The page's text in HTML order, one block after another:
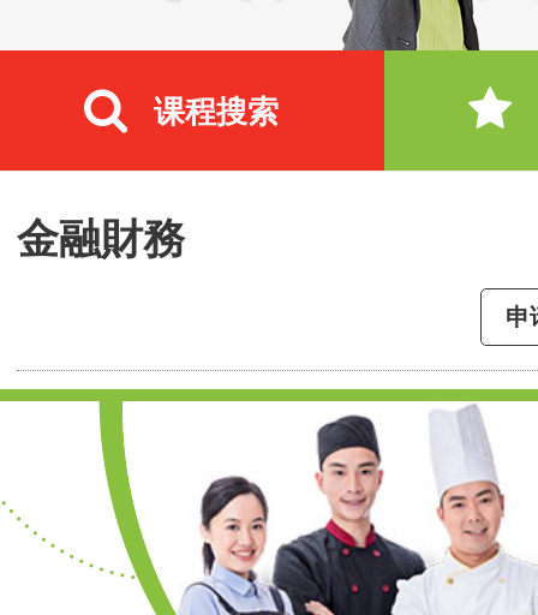
课程搜索
金融財務
申